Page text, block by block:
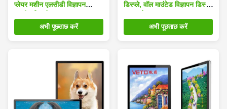
प्लेयर मशीन एलसीडी विज्ञापन
अभी पूछताछ करें
डिस्प्ले, वॉल माउंटेड विज्ञापन डिस्प्ले
अभी पूछताछ करें